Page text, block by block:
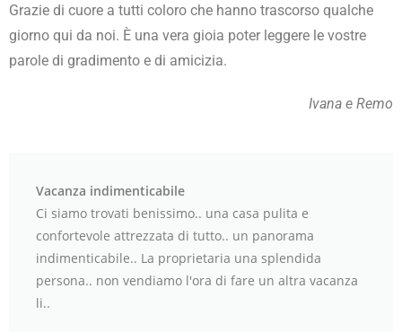
Grazie di cuore a tutti coloro che hanno trascorso qualche
giorno qui da noi. È una vera gioia poter leggere le vostre
parole di gradimento e di amicizia.
Ivana e Remo
Vacanza indimenticabile
Ci siamo trovati benissimo.. una casa pulita e
confortevole attrezzata di tutto.. un panorama
indimenticabile.. La proprietaria una splendida
persona.. non vendiamo l'ora di fare un altra vacanza
li..